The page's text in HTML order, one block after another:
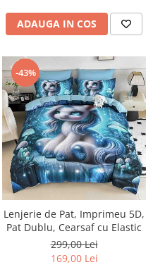
ADAUGA IN COS
-43%
Lenjerie de Pat, Imprimeu 5D,
Pat Dublu, Cearsaf cu Elastic
299,00 Lei
169,00 Lei